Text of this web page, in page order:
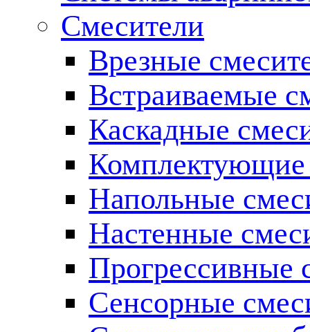
Смесители
Врезные
Встраиваемые
Каскадные
Комплектующие
Напольные
Настенные
Прогрессивные
Сенсорные